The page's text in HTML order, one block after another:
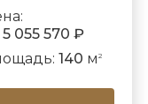
5 055 570 ₽
140 м 2